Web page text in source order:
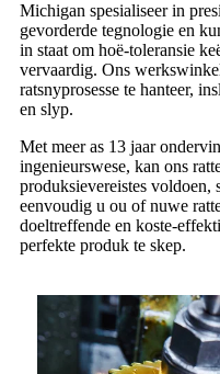
Michigan spesialiseer in
gevorderde tegnologie en
in staat om hoë-toleransie
vervaardig. Ons
ratsnyprosesse te hanteer,
en slyp.
Met meer as 13 jaar
ingenieurswese, kan ons
produksievereistes
eenvoudig u ou of nuwe
doeltreffende en koste-
perfekte produk te skep.